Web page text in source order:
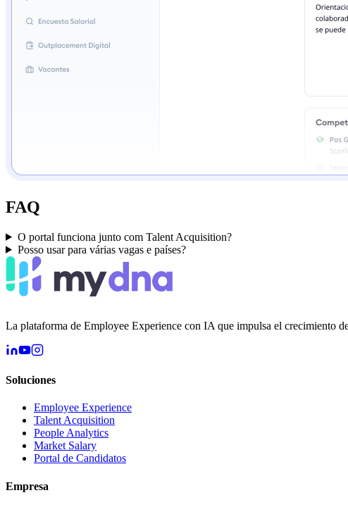
FAQ
O portal funciona junto com Talent Acquisition?
Posso usar para várias vagas e países?
La plataforma de Employee Experience con IA que impulsa el crecimiento
Soluciones
Employee Experience
Talent Acquisition
People Analytics
Market Salary
Portal de Candidatos
Empresa